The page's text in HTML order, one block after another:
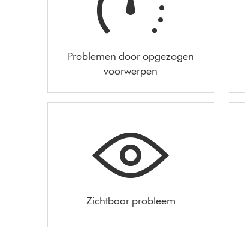
Problemen door opgezogen
voorwerpen
Zichtbaar probleem